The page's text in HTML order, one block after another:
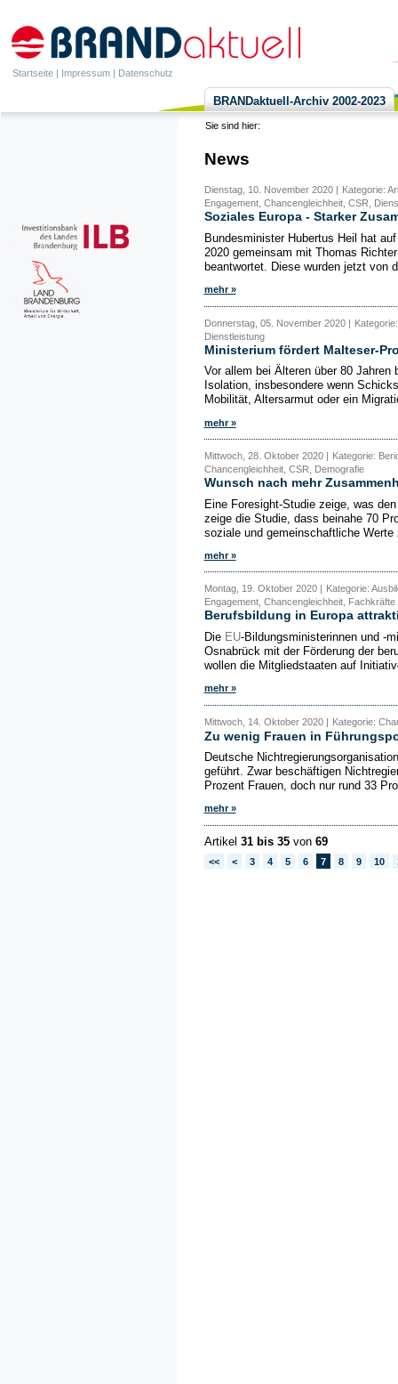
Startseite | Impressum | Datenschutz
BRANDaktuell-Archiv 2002-2023
Sie sind hier:
News
Dienstag, 10. November 2020 |
Kategorie:
Engagement, Chancengleichheit, CSR,
Soziales Europa - Starker
Bundesminister Hubertus Heil hat
2020 gemeinsam mit Thomas
beantwortet. Diese wurden jetzt von
mehr »
Donnerstag, 05. November 2020 |
Dienstleistung
Ministerium fördert Malteser-
Vor allem bei Älteren über 80
Isolation, insbesondere wenn
Mobilität, Altersarmut oder ein
mehr »
Mittwoch, 28. Oktober 2020 | Kategorie:
Chancengleichheit, CSR, Demografie
Wunsch nach mehr
Eine Foresight-Studie zeige, was
zeige die Studie, dass beinahe 70
soziale und gemeinschaftliche
mehr »
Montag, 19. Oktober 2020 |
Kategorie:
Engagement, Chancengleichheit, Fachkräfte
Berufsbildung in Europa
Die EU-Bildungsministerinnen und -
Osnabrück mit der Förderung der
wollen die Mitgliedstaaten auf
mehr »
Mittwoch, 14. Oktober 2020 | Kategorie:
Zu wenig Frauen in
Deutsche
geführt. Zwar beschäftigen
Prozent Frauen, doch nur rund 33
mehr »
Artikel 31 bis 35von 69
<< < 3 4 5 6 7 8 9 10